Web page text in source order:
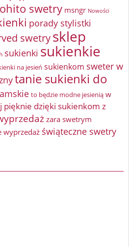
swetry msngr Nowości
porady stylistki
swetrysklep
sukienki sukienkie
na jesień sukienkom sweter w
tanie sukienki do
to będzie modne jesienią w
pięknie dzięki sukienkom z
zara swetrym
wyprzedaż świąteczne swetry